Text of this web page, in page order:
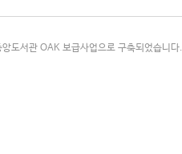
도서관 OAK 보급사업으로 구축되었습니다.